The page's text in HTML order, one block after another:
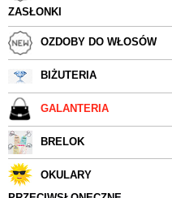
ZASŁONKI
OZDOBY DO WŁOSÓW
BIŻUTERIA
GALANTERIA
BRELOK
OKULARY